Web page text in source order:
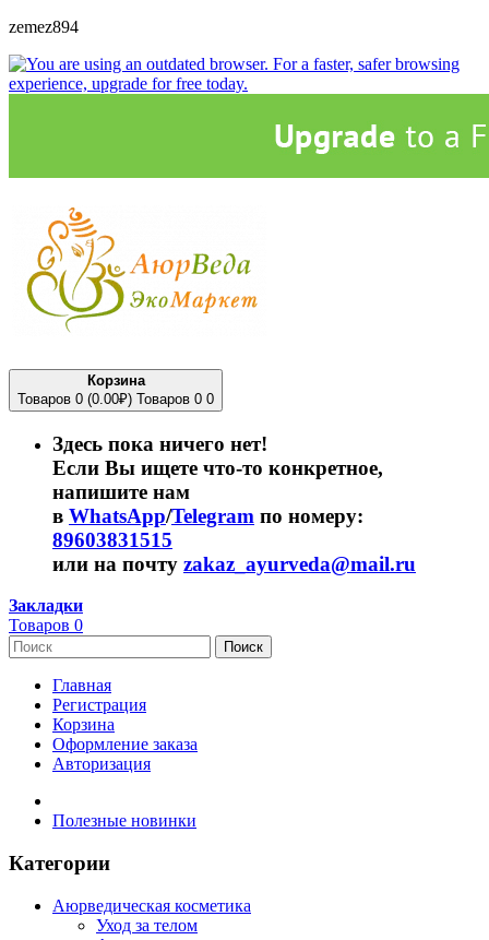
zemez894
Корзина
Товаров 0 (0.00₽) Товаров 0 0
Здесь пока ничего нет!
Если Вы ищете что-то конкретное,
напишите нам
в WhatsApp/Telegram по номеру:
89603831515
или на почту zakaz_ayurveda@mail.ru
Закладки
Товаров 0
Поиск
Главная
Регистрация
Корзина
Оформление заказа
Авторизация
Полезные новинки
Категории
Аюрведическая косметика
Уход за телом